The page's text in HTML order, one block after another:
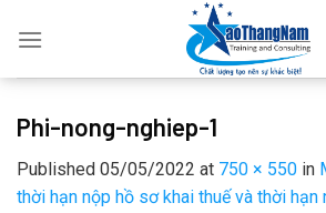
Phi-nong-nghiep-1
Published 05/05/2022 at 750 × 550 in
thời hạn nộp hồ sơ khai thuế và thời